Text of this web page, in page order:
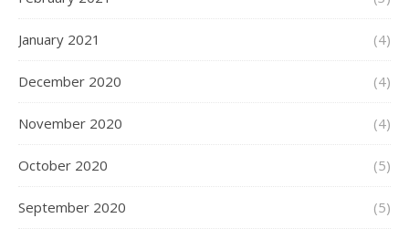
January 2021 (4)
December 2020 (4)
November 2020 (4)
October 2020 (5)
September 2020 (5)